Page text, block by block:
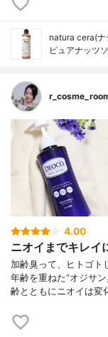
natura cera(ナ
ピュアナッツ
4.00
ニオイまでキレイ
加齢臭って、ヒトゴト
年齢を重ねた“オジサ
齢とともにニオイは変